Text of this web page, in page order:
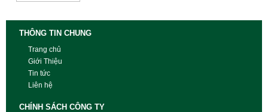
THÔNG TIN CHUNG
Trang chủ
Giới Thiệu
Tin tức
Liên hệ
CHÍNH SÁCH CÔNG TY